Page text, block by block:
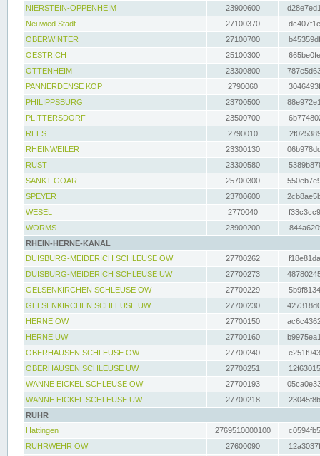
NIERSTEIN-OPPENHEIM
23900600
Neuwied Stadt
27100370
OBERWINTER
27100700
OESTRICH
25100300
OTTENHEIM
23300800
PANNERDENSE KOP
2790060
PHILIPPSBURG
23700500
PLITTERSDORF
23500700
REES
2790010
RHEINWEILER
23300130
RUST
23300580
SANKT GOAR
25700300
SPEYER
23700600
WESEL
2770040
WORMS
23900200
RHEIN-HERNE-KANAL
DUISBURG-MEIDERICH SCHLEUSE OW
27700262
DUISBURG-MEIDERICH SCHLEUSE UW
27700273
GELSENKIRCHEN SCHLEUSE OW
27700229
GELSENKIRCHEN SCHLEUSE UW
27700230
HERNE OW
27700150
HERNE UW
27700160
OBERHAUSEN SCHLEUSE OW
27700240
OBERHAUSEN SCHLEUSE UW
27700251
WANNE EICKEL SCHLEUSE OW
27700193
WANNE EICKEL SCHLEUSE UW
27700218
RUHR
Hattingen
2769510000100
RUHRWEHR OW
27600090